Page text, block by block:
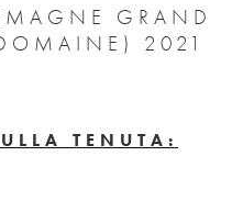
GRAND
CRU RAMONET (DOMAINE) 2021
TENUTA: